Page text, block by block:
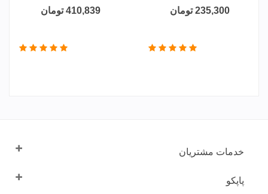
235,300 تومان 410,839 تومان
خدمات مشتریان
پاپکو